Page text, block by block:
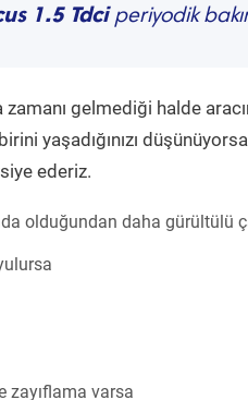
1.5 Tdciperiyodik
gelmediği halde
yaşadığınızı
ederiz.
olduğundan daha gürültülü
zayıflama varsa